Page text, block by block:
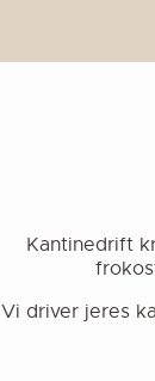
Kantinedrift
Vi driver jeres